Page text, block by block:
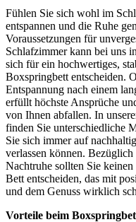
Fühlen Sie sich wohl im
entspannen und die Ruhe
Voraussetzungen für
Schlafzimmer kann bei uns
sich für ein hochwertiges,
Boxspringbett entscheiden.
Entspannung nach einem
erfüllt höchste Ansprüche
von Ihnen abfallen. In
finden Sie unterschiedliche
Sie sich immer auf
verlassen können.
Nachtruhe sollten Sie
Bett entscheiden, das mit
und dem Genuss wirklich
Vorteile beim